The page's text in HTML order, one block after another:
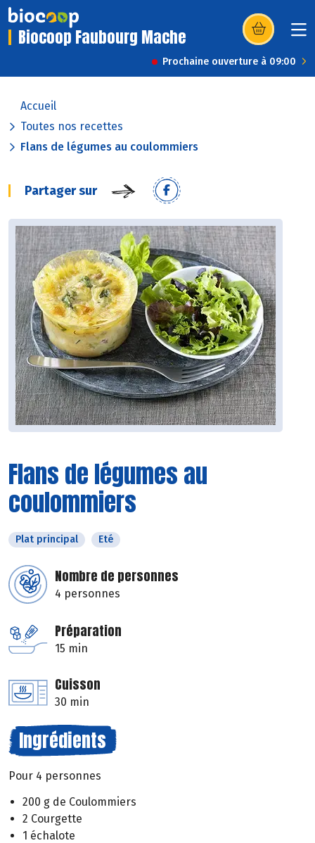
Biocoop Faubourg Mache (s’ouvre dans
Prochaine ouverture à 09:00
Accueil
Toutes nos recettes
Flans de légumes au coulommiers
Partager sur
Flans de légumes au
coulommiers
Plat principal Eté
Nombre de personnes
4 personnes
Préparation
15 min
Cuisson
30 min
Ingrédients
Pour 4 personnes
200 g de Coulommiers
2 Courgette
1 échalote